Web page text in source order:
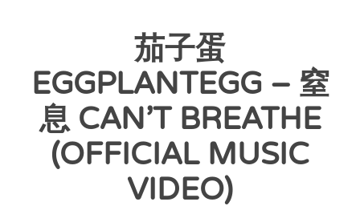
茄子蛋
EGGPLANTEGG – 窒
息 CAN’T BREATHE
(OFFICIAL MUSIC
VIDEO)